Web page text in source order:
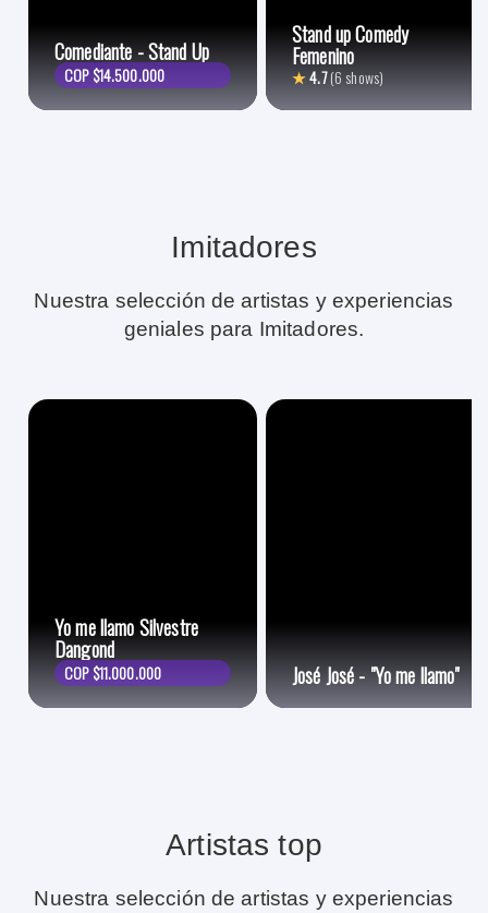
Comediante - Stand Up
COP $14.500.000
Stand up Comedy
Femenino
★4.7(6 shows)
Imitadores
Nuestra selección de artistas y experiencias
geniales para Imitadores.
Yo me llamo Silvestre
Dangond
COP $11.000.000 José José - "Yo me llamo"
Artistas top
Nuestra selección de artistas y experiencias